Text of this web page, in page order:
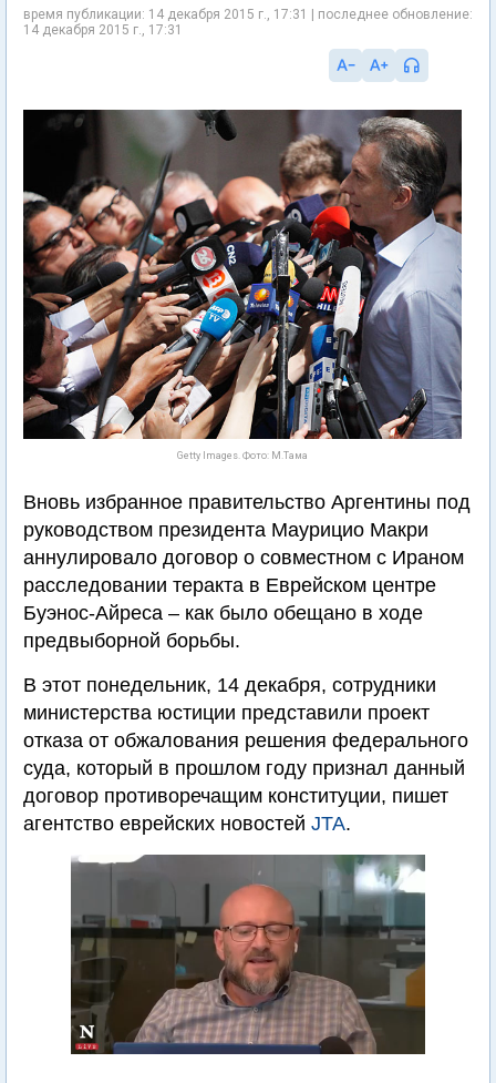
время публикации: 14 декабря 2015 г., 17:31 | последнее обновление:
14 декабря 2015 г., 17:31
Getty Images. Фото: М.Тама
Вновь избранное правительство Аргентины под
руководством президента Маурицио Макри
аннулировало договор о совместном с Ираном
расследовании теракта в Еврейском центре
Буэнос-Айреса – как было обещано в ходе
предвыборной борьбы.
В этот понедельник, 14 декабря, сотрудники
министерства юстиции представили проект
отказа от обжалования решения федерального
суда, который в прошлом году признал данный
договор противоречащим конституции, пишет
агентство еврейских новостей JTA.